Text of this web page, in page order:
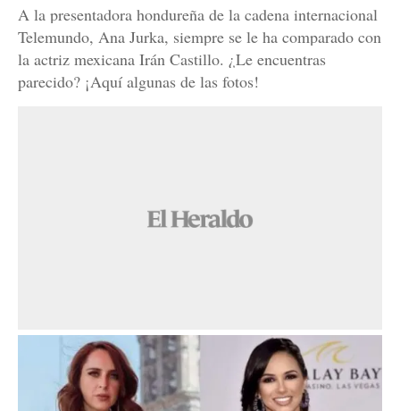
A la presentadora hondureña de la cadena internacional
Telemundo, Ana Jurka, siempre se le ha comparado con
la actriz mexicana Irán Castillo. ¿Le encuentras
parecido? ¡Aquí algunas de las fotos!